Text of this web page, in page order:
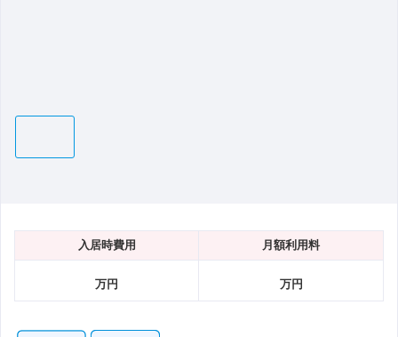
入居時費用 月額利用料
万円 万円